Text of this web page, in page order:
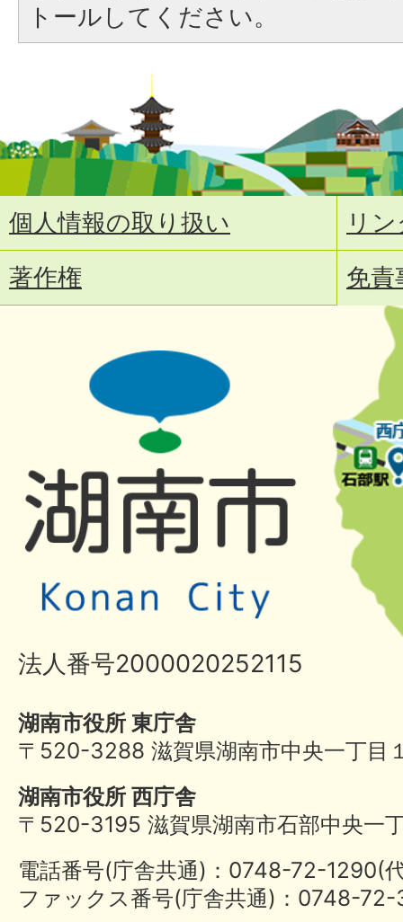
トールしてください。
個人情報の取り扱い
リ
著作権
免責
法人番号2000020252115
湖南市役所 東庁舎
〒520-3288 滋賀県湖南市中央一丁目
湖南市役所 西庁舎
〒520-3195 滋賀県湖南市石部中央一
電話番号(庁舎共通)：0748-72-
ファックス番号(庁舎共通)：0748-